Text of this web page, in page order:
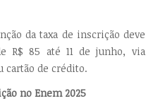
da taxa de inscrição deve
R$ 85 até 11 de junho, via
cartão de crédito.
no Enem 2025